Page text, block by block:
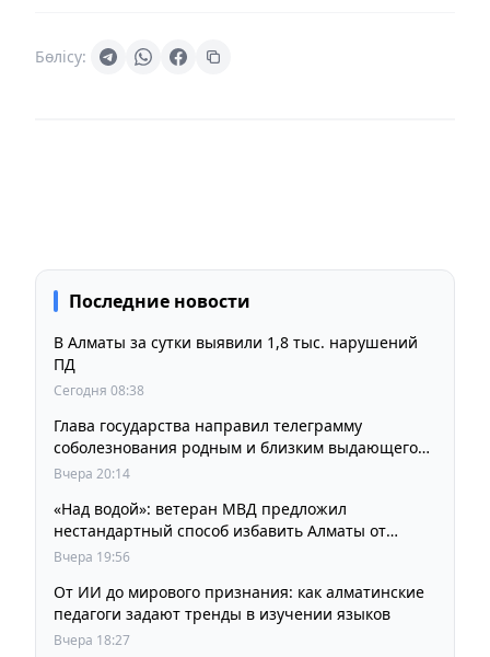
Бөлісу:
Последние новости
В Алматы за сутки выявили 1,8 тыс. нарушений
ПД
Сегодня 08:38
Глава государства направил телеграмму
соболезнования родным и близким выдающегося
кинорежиссера Ардака Амиркулова
Вчера 20:14
«Над водой»: ветеран МВД предложил
нестандартный способ избавить Алматы от
пробок и смога
Вчера 19:56
От ИИ до мирового признания: как алматинские
педагоги задают тренды в изучении языков
Вчера 18:27